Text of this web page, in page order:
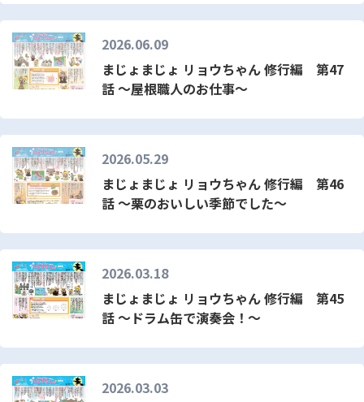
2026.06.09
まじょまじょ リョウちゃん 修行編 第47
話 ～屋根職人のお仕事～
2026.05.29
まじょまじょ リョウちゃん 修行編 第46
話 ～栗のおいしい季節でした～
2026.03.18
まじょまじょ リョウちゃん 修行編 第45
話 ～ドラム缶で演奏会！～
2026.03.03